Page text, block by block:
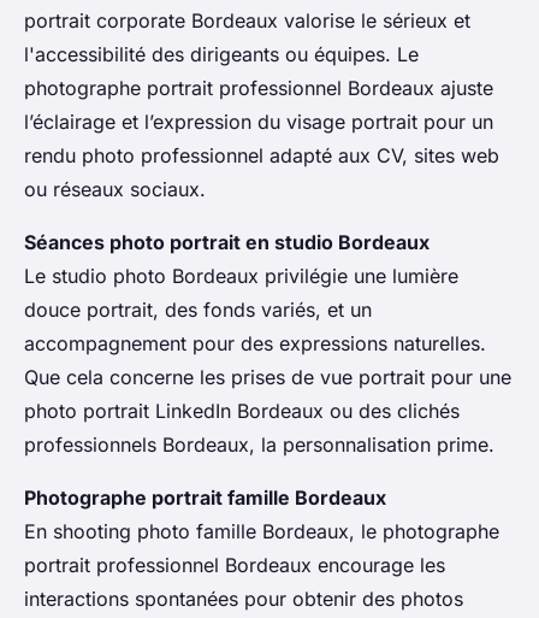
portrait corporate Bordeaux valorise le sérieux et
l'accessibilité des dirigeants ou équipes. Le
photographe portrait professionnel Bordeaux ajuste
l’éclairage et l’expression du visage portrait pour un
rendu photo professionnel adapté aux CV, sites web
ou réseaux sociaux.
Séances photo portrait en studio Bordeaux
Le studio photo Bordeaux privilégie une lumière
douce portrait, des fonds variés, et un
accompagnement pour des expressions naturelles.
Que cela concerne les prises de vue portrait pour une
photo portrait LinkedIn Bordeaux ou des clichés
professionnels Bordeaux, la personnalisation prime.
Photographe portrait famille Bordeaux
En shooting photo famille Bordeaux, le photographe
portrait professionnel Bordeaux encourage les
interactions spontanées pour obtenir des photos